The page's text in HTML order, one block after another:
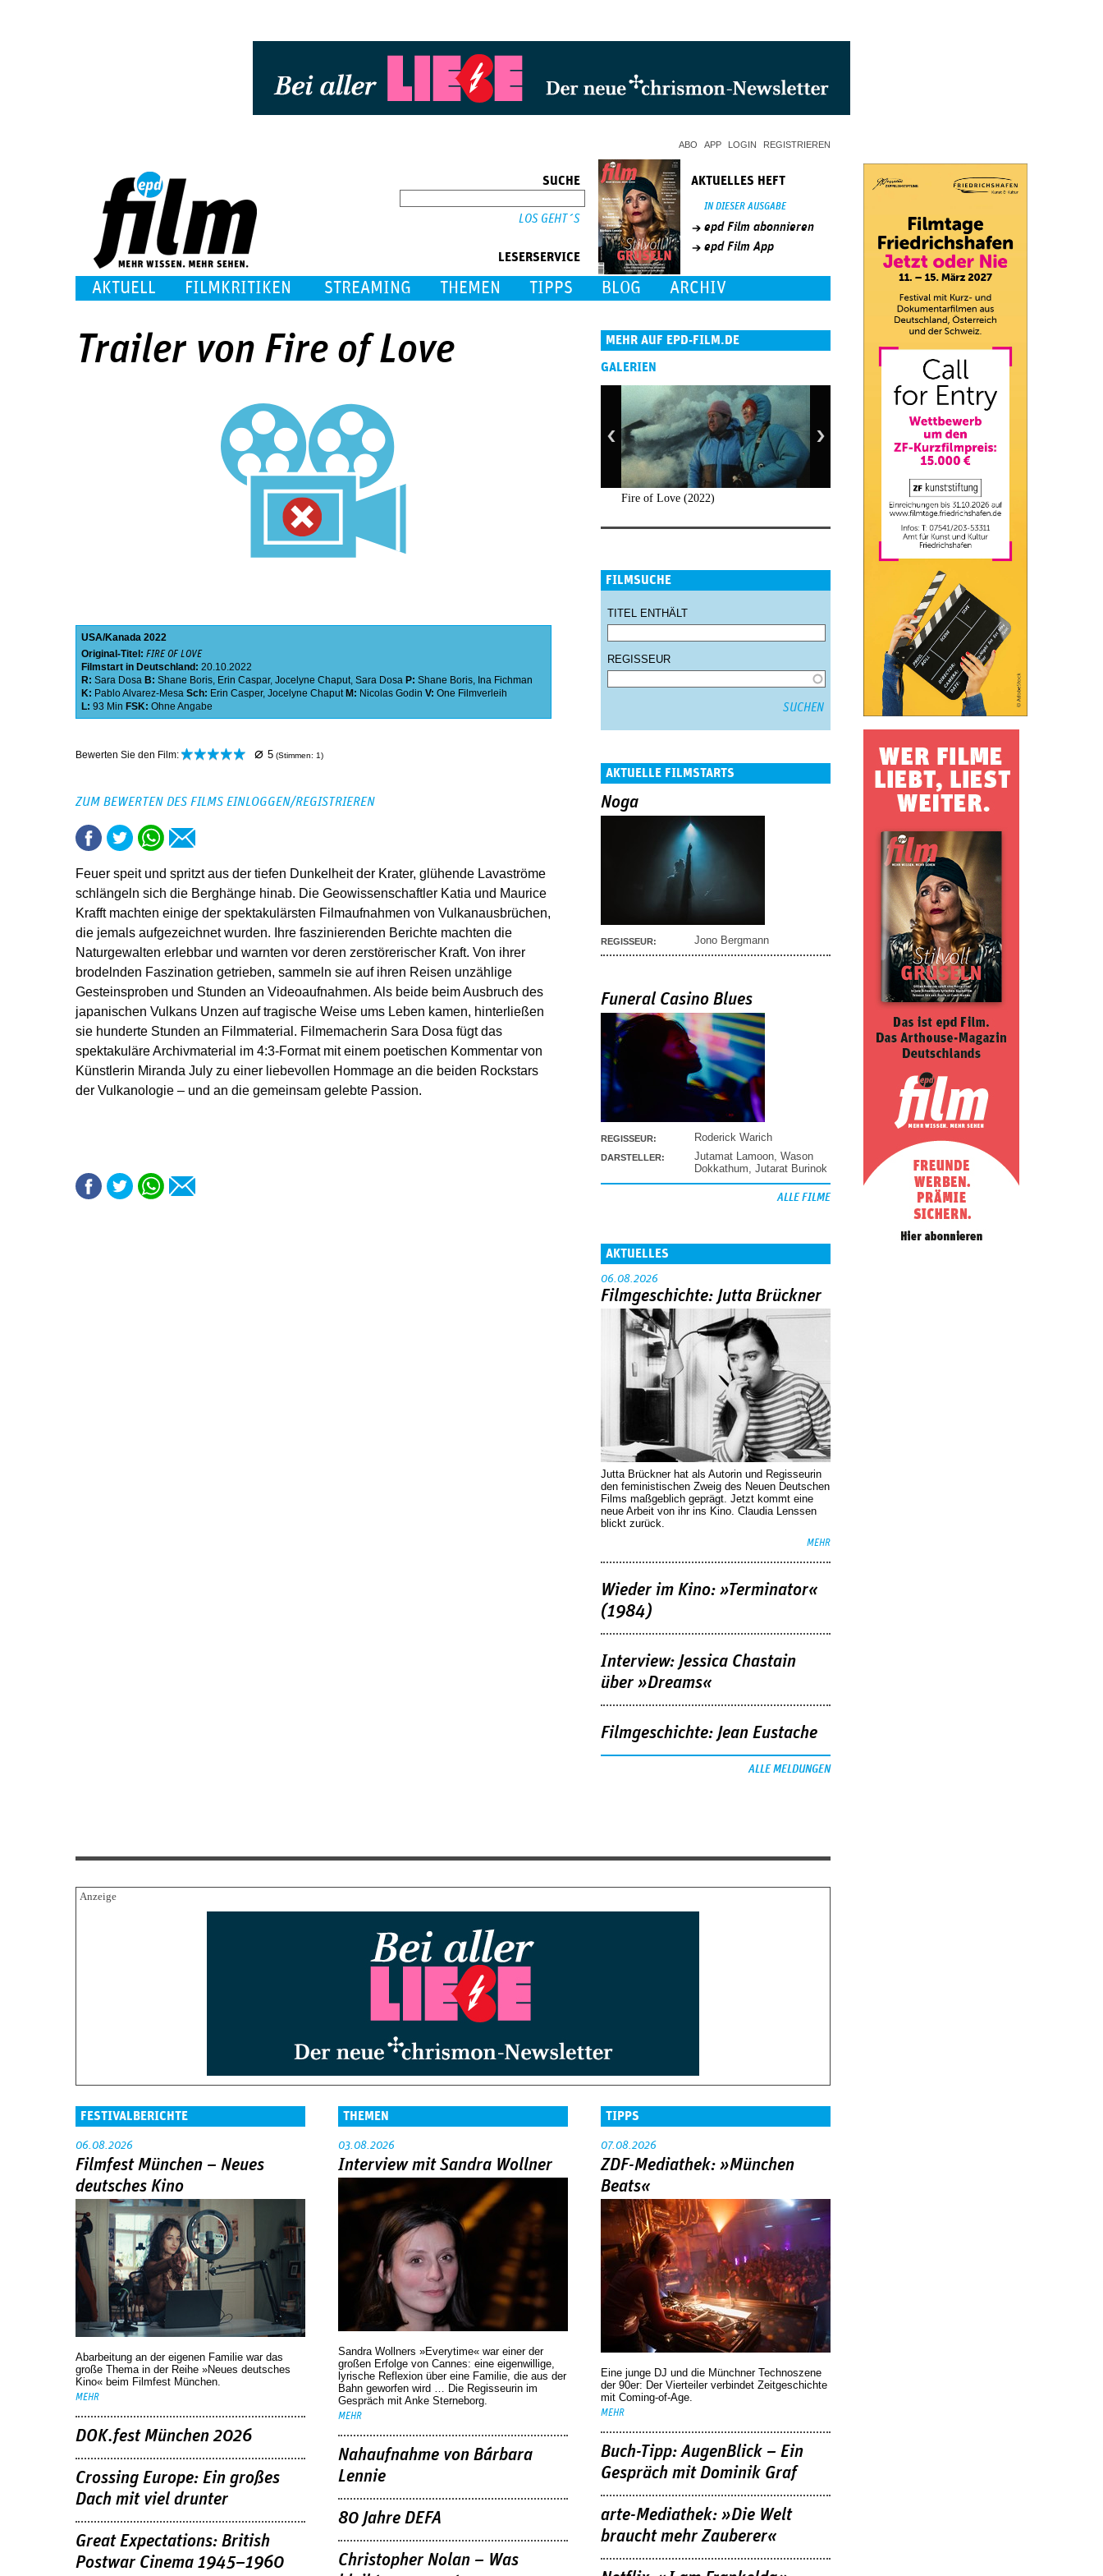
ABO APP LOGIN REGISTRIEREN
SUCHE
LESERSERVICE
AKTUELLES HEFT
IN DIESER AUSGABE
epd Film abonnieren
epd Film App
AKTUELL FILMKRITIKEN STREAMING THEMEN TIPPS BLOG ARCHIV
Trailer von Fire of Love
USA Kanada 2022
Original-Titel: FIRE OF LOVE
Filmstart in Deutschland: 20.10.2022
R: Sara Dosa B: Shane Boris, Erin Caspar, Jocelyne Chaput, Sara Dosa P: Shane Boris, Ina Fichman
K: Pablo Alvarez-Mesa Sch: Erin Casper, Jocelyne Chaput M: Nicolas Godin V: One Filmverleih
L: 93 Min FSK: Ohne Angabe
Bewerten Sie den Film: ⌀ 5 (Stimmen: 1)
ZUM BEWERTEN DES FILMS EINLOGGEN/REGISTRIEREN
Feuer speit und spritzt aus der tiefen Dunkelheit der Krater, glühende Lavaströme
schlängeln sich die Berghänge hinab. Die Geowissenschaftler Katia und Maurice
Krafft machten einige der spektakulärsten Filmaufnahmen von Vulkanausbrüchen,
die jemals aufgezeichnet wurden. Ihre faszinierenden Berichte machten die
Naturgewalten erlebbar und warnten vor deren zerstörerischer Kraft. Von ihrer
brodelnden Faszination getrieben, sammeln sie auf ihren Reisen unzählige
Gesteinsproben und Stunden an Videoaufnahmen. Als beide beim Ausbruch des
japanischen Vulkans Unzen auf tragische Weise ums Leben kamen, hinterließen
sie hunderte Stunden an Filmmaterial. Filmemacherin Sara Dosa fügt das
spektakuläre Archivmaterial im 4:3-Format mit einem poetischen Kommentar von
Künstlerin Miranda July zu einer liebevollen Hommage an die beiden Rockstars
der Vulkanologie – und an die gemeinsam gelebte Passion.
MEHR AUF EPD-FILM.DE
GALERIEN
Fire of Love (2022)
FILMSUCHE
TITEL ENTHÄLT
REGISSEUR
AKTUELLE FILMSTARTS
Noga
REGISSEUR: Jono Bergmann
Funeral Casino Blues
REGISSEUR: Roderick Warich
DARSTELLER: Jutamat Lamoon Wason
Dokkathum Jutarat Burinok
ALLE FILME
AKTUELLES
06.08.2026
Filmgeschichte: Jutta Brückner
Jutta Brückner hat als Autorin und Regisseurin
den feministischen Zweig des Neuen Deutschen
Films maßgeblich geprägt. Jetzt kommt eine
neue Arbeit von ihr ins Kino. Claudia Lenssen
blickt zurück.
MEHR
Wieder im Kino: »Terminator«
(1984)
Interview: Jessica Chastain
über »Dreams«
Filmgeschichte: Jean Eustache
ALLE MELDUNGEN
FESTIVALBERICHTE
06.08.2026
Filmfest München – Neues
deutsches Kino
Abarbeitung an der eigenen Familie war das
große Thema in der Reihe »Neues deutsches
Kino« beim Filmfest München.
MEHR
DOK.fest München 2026
Crossing Europe: Ein großes
Dach mit viel drunter
Great Expectations: British
Postwar Cinema 1945–1960
THEMEN
03.08.2026
Interview mit Sandra Wollner
Sandra Wollners »Everytime« war einer der
großen Erfolge von Cannes: eine eigenwillige,
lyrische Reflexion über eine ­Familie, die aus der
Bahn geworfen wird … Die Regisseurin im
Gespräch mit Anke Sterneborg.
MEHR
Nahaufnahme von Bárbara
Lennie
80 Jahre DEFA
Christopher Nolan – Was
TIPPS
07.08.2026
ZDF-Mediathek: »München
Beats«
Eine junge DJ und die Münchner Technoszene
der 90er: Der Vierteiler verbindet Zeitgeschichte
mit Coming-of-Age.
MEHR
Buch-Tipp: AugenBlick – Ein
Gespräch mit Dominik Graf
arte-Mediathek: »Die Welt
braucht mehr Zauberer«